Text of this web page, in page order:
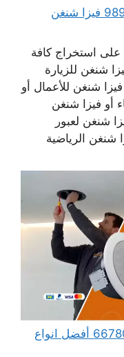
مكتب استخراج فيزا شنغن 98951133 فيزا شنغن
استخراج كافة
شنغن للزيارة
شنغن للأعمال أو
أو فيزا شنغن
شنغن لعبور
شنغن الرياضية
فني سماعات سقف بلوتوث 66780530 أفضل انواع